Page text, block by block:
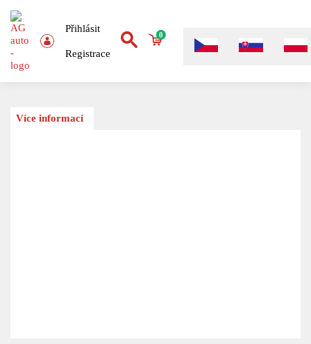
Přihlásit
Registrace
0
Více informací